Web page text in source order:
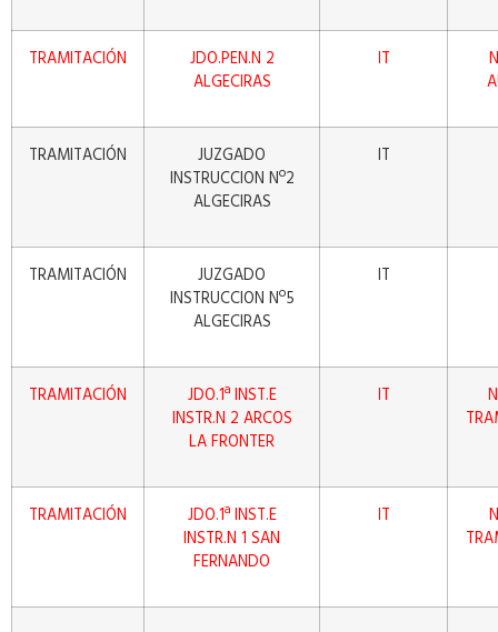
TRAMITACIÓN
JDO.PEN.N 2
ALGECIRAS
IT
TRAMITACIÓN
JUZGADO
INSTRUCCION Nº2
ALGECIRAS
IT
TRAMITACIÓN
JUZGADO
INSTRUCCION Nº5
ALGECIRAS
IT
TRAMITACIÓN
JDO.1ª INST.E
INSTR.N 2 ARCOS
LA FRONTER
IT
TRAMITACIÓN
JDO.1ª INST.E
INSTR.N 1 SAN
FERNANDO
IT